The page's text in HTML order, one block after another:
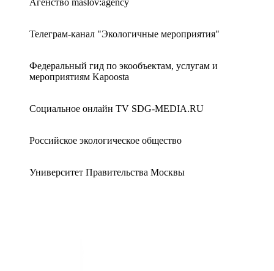
Телеграм-канал "Экологичные мероприятия"
Федеральный гид по экообъектам, услугам и
мероприятиям Kapoosta
Cоциальное онлайн TV SDG-MEDIA.RU
Российское экологическое общество
Университет Правительства Москвы